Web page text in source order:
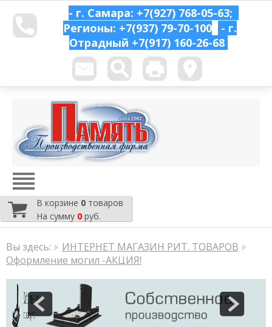
- г. Самара: +7(927) 768-05-63;
Регионы: +7(937) 79-70-100
- г.
Отрадный +7(917) 160-26-68
В корзине 0 товаров
На сумму 0 руб.
Вы здесь:
ИНТЕРНЕТ МАГАЗИН РИТ. ТОВАРОВ
Оформление могил -АКЦИЯ!